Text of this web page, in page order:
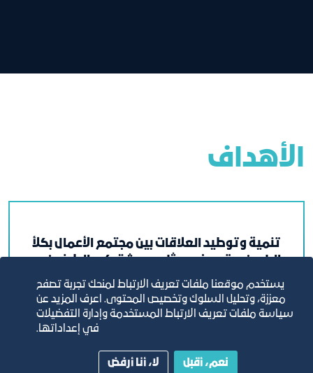
الأهداف
تنمية وتوطيد العلاقات بين مجتمع الأعمال بكلأ
البلدين، وتعريف ممثلي ومشتركي الطرفين
بالفرص الاقتصادية المتوفرة لديهما.
تشجيع الصادرات وتبادل السلع والخدمات من
يستخدم موقعنا ملفات تعريف الارتباط لمنحك تجربة تصفح
معززة، وتحليل السلوك وتخصيص المحتوى. اعرف المزيد عن
سياسة ملفات تعريف الارتباط المستخدمة وإدارة التفضيلات
في إعداداتها.
نعم، أقبل لا، أنا أرفض